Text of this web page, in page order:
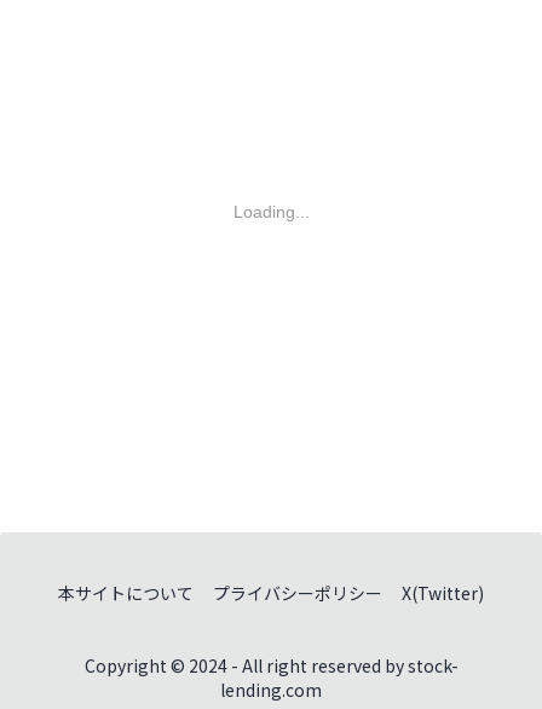
Loading...
本サイトについて プライバシーポリシー X(Twitter)
Copyright © 2024 - All right reserved by stock-
lending.com